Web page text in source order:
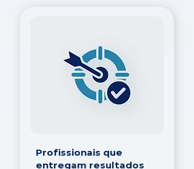
Profissionais que
entregam resultados